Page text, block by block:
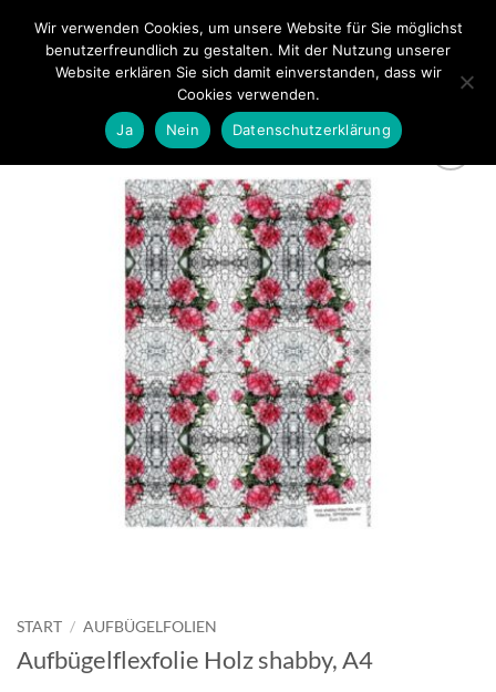
Inhalt
springen
0
START / AUFBÜGELFOLIEN
Aufbügelflexfolie Holz shabby, A4
Wir verwenden Cookies, um unsere Website für Sie möglichst
benutzerfreundlich zu gestalten. Mit der Nutzung unserer
Website erklären Sie sich damit einverstanden, dass wir
Cookies verwenden.
Ja
Nein Datenschutzerklärung